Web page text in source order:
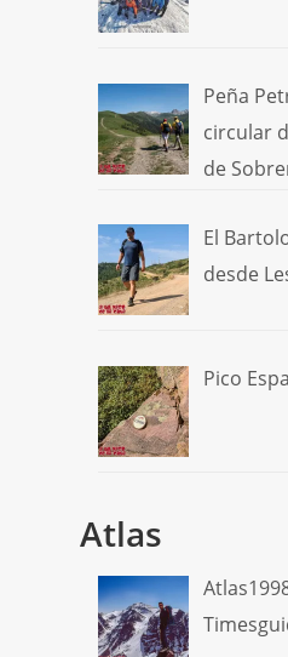
Peña
circular
de
El
desde
Pico
Atlas